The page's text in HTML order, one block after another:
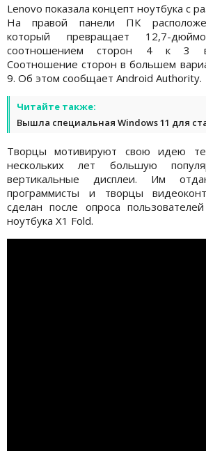
Lenovo показала концепт ноутбука с
На правой панели ПК
который превращает 12,7-
соотношением сторон 4 к 3 в
Соотношение сторон в большем
9. Об этом сообщает Android Authority.
Читайте также:
Вышла специальная Windows 11 для
Творцы мотивируют свою идею
нескольких лет большую
вертикальные дисплеи. Им
программисты и творцы
сделан после опроса
ноутбука X1 Fold.